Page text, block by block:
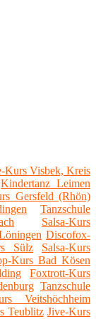
Kurs Visbek, Kreis
Kindertanz Leimen
Gersfeld (Rhön)
Tanzschule
Salsa-Kurs
Discofox-
Sülz
Salsa-Kurs
Kurs Bad Kösen
Foxtrott-Kurs
Tanzschule
Veitshöchheim
Teublitz Jive-Kurs